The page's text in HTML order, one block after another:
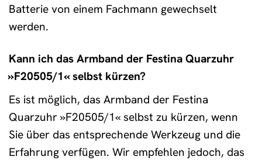
Batterie von einem Fachmann gewechselt
werden.
Kann ich das Armband der Festina Quarzuhr
»F20505/1« selbst kürzen?
Es ist möglich, das Armband der Festina
Quarzuhr »F20505/1« selbst zu kürzen, wenn
Sie über das entsprechende Werkzeug und die
Erfahrung verfügen. Wir empfehlen jedoch, das